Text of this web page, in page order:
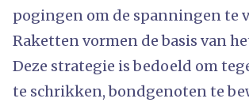
pogingen om de spanningen te
Raketten vormen de basis van
Deze strategie is bedoeld om
te schrikken, bondgenoten te